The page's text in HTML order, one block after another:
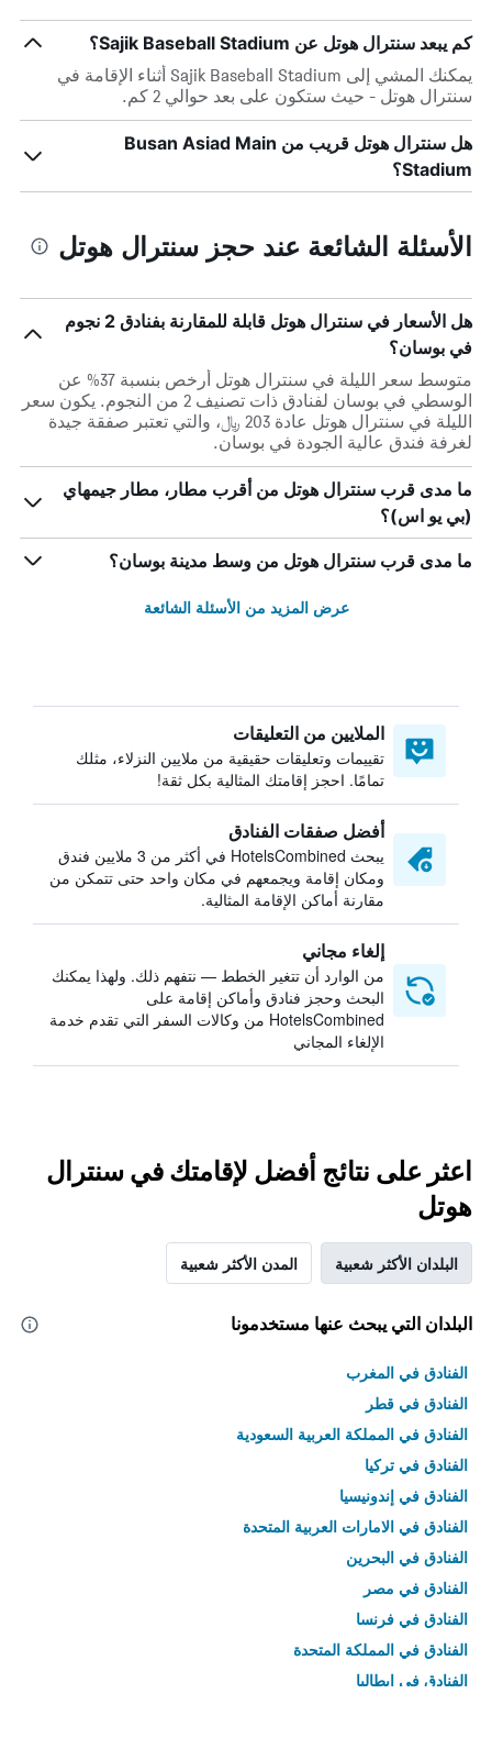
كم يبعد سنترال هوتل عن Sajik Baseball Stadium؟
يمكنك المشي إلى Sajik Baseball Stadium أثناء الإقامة في
سنترال هوتل - حيث ستكون على بعد حوالي 2 كم.
هل سنترال هوتل قريب من Busan Asiad Main
Stadium؟
الأسئلة الشائعة عند حجز سنترال هوتل
هل الأسعار في سنترال هوتل قابلة للمقارنة بفنادق 2 نجوم
في بوسان؟
متوسط سعر الليلة في سنترال هوتل أرخص بنسبة 37% عن
الوسطي في بوسان لفنادق ذات تصنيف 2 من النجوم. يكون سعر
الليلة في سنترال هوتل عادة 203 ﷼، والتي تعتبر صفقة جيدة
لغرفة فندق عالية الجودة في بوسان.
ما مدى قرب سنترال هوتل من أقرب مطار، مطار جيمهاي
(بي يو اس)؟
ما مدى قرب سنترال هوتل من وسط مدينة بوسان؟
عرض المزيد من الأسئلة الشائعة
الملايين من التعليقات
تقييمات وتعليقات حقيقية من ملايين النزلاء، مثلك
تمامًا. احجز إقامتك المثالية بكل ثقة!
أفضل صفقات الفنادق
يبحث HotelsCombined في أكثر من 3 ملايين فندق
ومكان إقامة ويجمعهم في مكان واحد حتى تتمكن من
مقارنة أماكن الإقامة المثالية.
إلغاء مجاني
من الوارد أن تتغير الخطط — نتفهم ذلك. ولهذا يمكنك
البحث وحجز فنادق وأماكن إقامة على
HotelsCombined من وكالات السفر التي تقدم خدمة
الإلغاء المجاني
اعثر على نتائج أفضل لإقامتك في سنترال
هوتل
البلدان الأكثر شعبية المدن الأكثر شعبية
البلدان التي يبحث عنها مستخدمونا
الفنادق في المغرب
الفنادق في قطر
الفنادق في المملكة العربية السعودية
الفنادق في تركيا
الفنادق في إندونيسيا
الفنادق في الامارات العربية المتحدة
الفنادق في البحرين
الفنادق في مصر
الفنادق في فرنسا
الفنادق في المملكة المتحدة
الفنادق في إيطاليا